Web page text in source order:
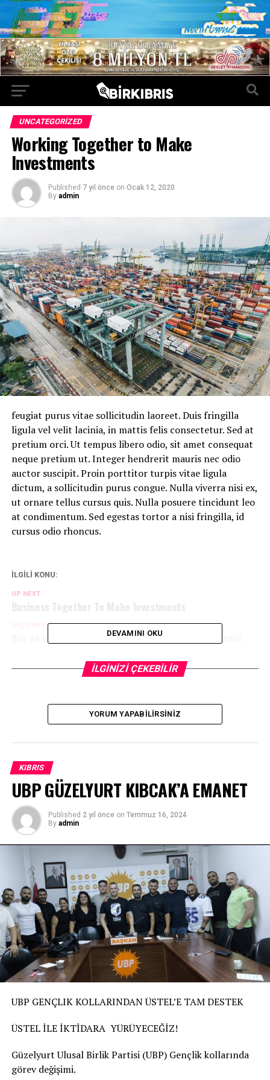
UNCATEGORIZED
Working Together to Make
Investments
Published 7 yıl önce on Ocak 12, 2020
By admin
feugiat purus vitae sollicitudin laoreet. Duis fringilla
ligula vel velit lacinia, in mattis felis consectetur. Sed at
pretium orci. Ut tempus libero odio, sit amet consequat
neque pretium ut. Integer hendrerit mauris nec odio
auctor suscipit. Proin porttitor turpis vitae ligula
dictum, a sollicitudin purus congue. Nulla viverra nisi ex,
ut ornare tellus cursus quis. Nulla posuere tincidunt leo
at condimentum. Sed egestas tortor a nisi fringilla, id
cursus odio rhoncus.
İLGİLİ KONU:
UP NEXT
Business Together To Make Investments
KAÇIRMAYIN
But who has any right to find of existence in present
DEVAMINI OKU
İLGİNİZİ ÇEKEBİLİR
YORUM YAPABILIRSINIZ
KIBRIS
UBP GÜZELYURT KIBCAK’A EMANET
Published 2 yıl önce on Temmuz 16, 2024
By admin
UBP GENÇLIK KOLLARINDAN ÜSTEL’E TAM DESTEK
ÜSTEL İLE İKTİDARA YÜRÜYECEĞİZ!
Güzelyurt Ulusal Birlik Partisi (UBP) Gençlik kollarında
görev değişimi.